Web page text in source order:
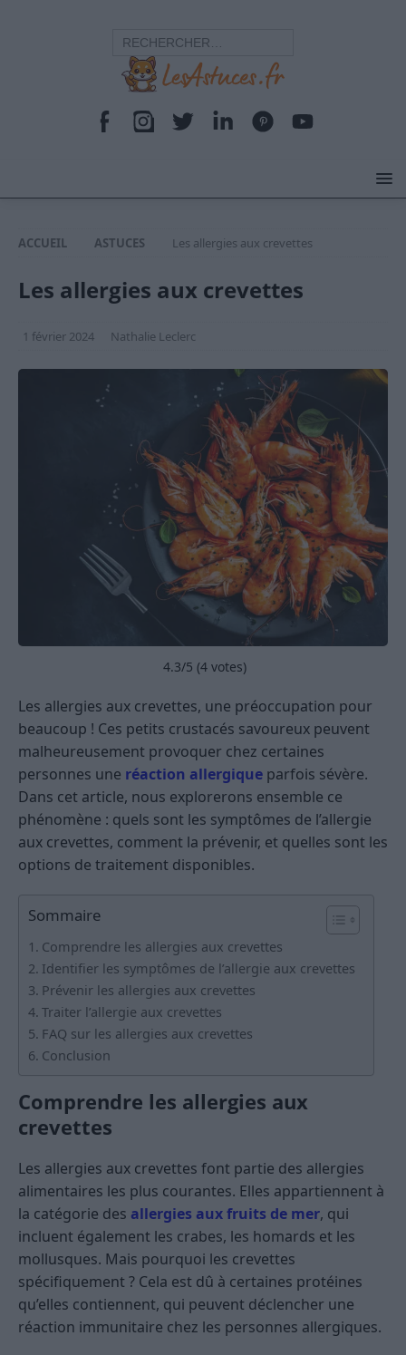
ACCUEIL ASTUCES Les allergies aux crevettes
Les allergies aux crevettes
1 février 2024 Nathalie Leclerc
4.3/5 (4 votes)
Les allergies aux crevettes, une préoccupation pour
beaucoup ! Ces petits crustacés savoureux peuvent
malheureusement provoquer chez certaines
personnes une réaction allergique parfois sévère.
Dans cet article, nous explorerons ensemble ce
phénomène : quels sont les symptômes de l’allergie
aux crevettes, comment la prévenir, et quelles sont les
options de traitement disponibles.
Sommaire
Comprendre les allergies aux crevettes
Identifier les symptômes de l’allergie aux crevettes
Prévenir les allergies aux crevettes
Traiter l’allergie aux crevettes
FAQ sur les allergies aux crevettes
Conclusion
Comprendre les allergies aux
crevettes
Les allergies aux crevettes font partie des allergies
alimentaires les plus courantes. Elles appartiennent à
la catégorie des allergies aux fruits de mer, qui
incluent également les crabes, les homards et les
mollusques. Mais pourquoi les crevettes
spécifiquement ? Cela est dû à certaines protéines
qu’elles contiennent, qui peuvent déclencher une
réaction immunitaire chez les personnes allergiques.